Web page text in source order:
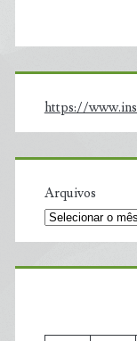
https://
Arquivos